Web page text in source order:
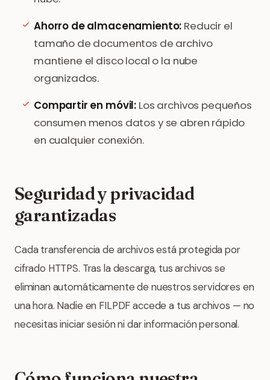
Ahorro de almacenamiento: Reducir el
tamaño de documentos de archivo
mantiene el disco local o la nube
organizados.
Compartir en móvil: Los archivos pequeños
consumen menos datos y se abren rápido
en cualquier conexión.
Seguridad y privacidad
garantizadas
Cada transferencia de archivos está protegida por
cifrado HTTPS. Tras la descarga, tus archivos se
eliminan automáticamente de nuestros servidores en
una hora. Nadie en FILPDF accede a tus archivos — no
necesitas iniciar sesión ni dar información personal.